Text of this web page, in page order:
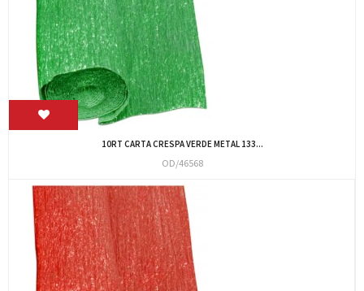
10RT CARTA CRESPA VERDE METAL 133...
OD/46568